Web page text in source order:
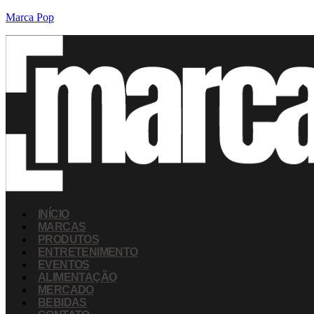
Marca Pop
INÍCIO
MARCAS
PRODUTOS
ENTRETENIMENTO
EVENTOS
ALIMENTAÇÃO
MERCADO
BEBIDAS